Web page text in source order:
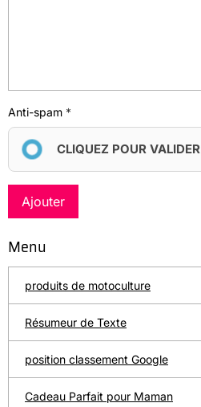
Anti-spam
CLIQUEZ POUR VALIDER
Ajouter
Menu
produits de motoculture
Résumeur de Texte
position classement Google
Cadeau Parfait pour Maman